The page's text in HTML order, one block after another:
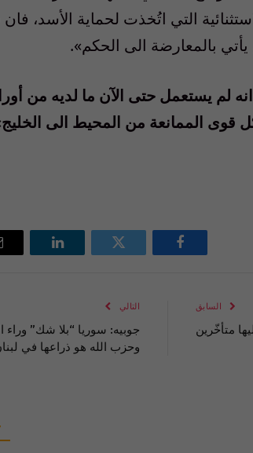
التي اتُخذت لحماية الأسد،
بالمعارضة الى الحكم».
لم يستعمل حتى الآن ما لديه من
قوى الممانعة من المحيط الى
فيسبوك تويتر لينكدإن
السابق
متأخّرين
التالي
جوبيه: سوريا “بلا شك” وراء
وحزب الله هو ذراعها في